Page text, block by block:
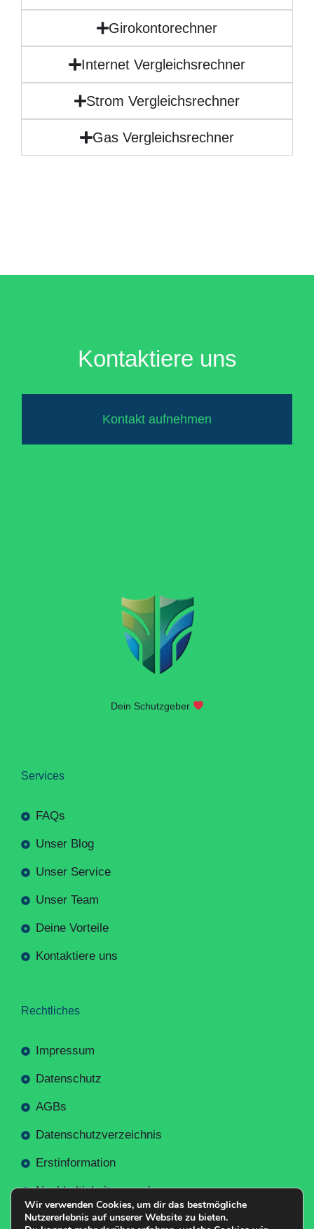
Girokontorechner
Internet Vergleichsrechner
Strom Vergleichsrechner
Gas Vergleichsrechner
Kontaktiere uns
Kontakt aufnehmen
Dein Schutzgeber
Services
FAQs
Unser Blog
Unser Service
Unser Team
Deine Vorteile
Kontaktiere uns
Rechtliches
Impressum
Datenschutz
AGBs
Datenschutzverzeichnis
Erstinformation
Nachhaltigkeitsverordnung
Wir verwenden Cookies, um dir das bestmögliche
Nutzererlebnis auf unserer Website zu bieten.